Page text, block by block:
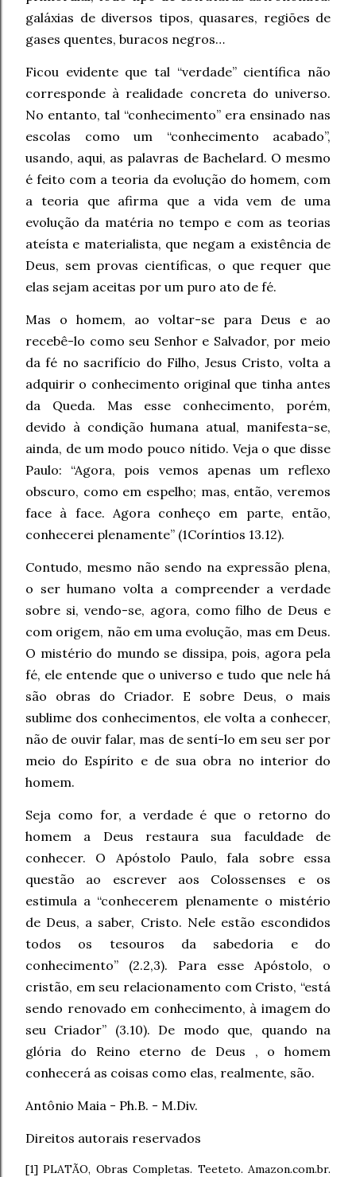
galáxias de diversos tipos, quasares, regiões de
gases quentes, buracos negros…
Ficou evidente que tal “verdade” científica não
corresponde à realidade concreta do universo.
No entanto, tal “conhecimento” era ensinado nas
escolas como um “conhecimento acabado”,
usando, aqui, as palavras de Bachelard. O mesmo
é feito com a teoria da evolução do homem, com
a teoria que afirma que a vida vem de uma
evolução da matéria no tempo e com as teorias
ateísta e materialista, que negam a existência de
Deus, sem provas científicas, o que requer que
elas sejam aceitas por um puro ato de fé.
Mas o homem, ao voltar-se para Deus e ao
recebê-lo como seu Senhor e Salvador, por meio
da fé no sacrifício do Filho, Jesus Cristo, volta a
adquirir o conhecimento original que tinha antes
da Queda. Mas esse conhecimento, porém,
devido à condição humana atual, manifesta-se,
ainda, de um modo pouco nítido. Veja o que disse
Paulo: “Agora, pois vemos apenas um reflexo
obscuro, como em espelho; mas, então, veremos
face à face. Agora conheço em parte, então,
conhecerei plenamente” (1Coríntios 13.12).
Contudo, mesmo não sendo na expressão plena,
o ser humano volta a compreender a verdade
sobre si, vendo-se, agora, como filho de Deus e
com origem, não em uma evolução, mas em Deus.
O mistério do mundo se dissipa, pois, agora pela
fé, ele entende que o universo e tudo que nele há
são obras do Criador. E sobre Deus, o mais
sublime dos conhecimentos, ele volta a conhecer,
não de ouvir falar, mas de sentí-lo em seu ser por
meio do Espírito e de sua obra no interior do
homem.
Seja como for, a verdade é que o retorno do
homem a Deus restaura sua faculdade de
conhecer. O Apóstolo Paulo, fala sobre essa
questão ao escrever aos Colossenses e os
estimula a “conhecerem plenamente o mistério
de Deus, a saber, Cristo. Nele estão escondidos
todos os tesouros da sabedoria e do
conhecimento” (2.2,3). Para esse Apóstolo, o
cristão, em seu relacionamento com Cristo, “está
sendo renovado em conhecimento, à imagem do
seu Criador” (3.10). De modo que, quando na
glória do Reino eterno de Deus , o homem
conhecerá as coisas como elas, realmente, são.
Antônio Maia - Ph.B. - M.Div.
Direitos autorais reservados
[1] PLATÃO, Obras Completas. Teeteto. Amazon.com.br.